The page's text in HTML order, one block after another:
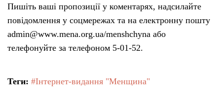
Пишіть ваші пропозиції у коментарях, надсилайте
повідомлення у соцмережах та на електронну пошту
admin@www.mena.org.ua/menshchyna або
телефонуйте за телефоном 5-01-52.
Теги: #Інтернет-видання "Менщина"